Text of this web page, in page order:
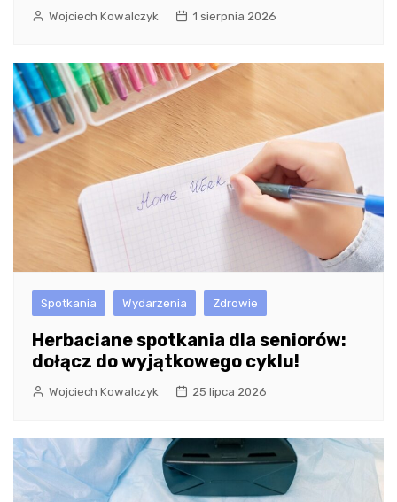
Wojciech Kowalczyk 1 sierpnia 2026
Spotkania Wydarzenia Zdrowie
Herbaciane spotkania dla seniorów:
dołącz do wyjątkowego cyklu!
Wojciech Kowalczyk 25 lipca 2026